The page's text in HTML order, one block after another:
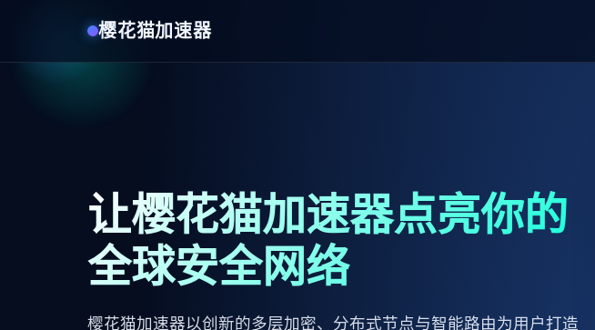
樱花猫加速器
让樱花猫加速器点亮你的
全球安全网络
樱花猫加速器以创新的多层加密、分布式节点与智能路由为用户打造